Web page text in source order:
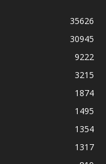
35626
30945
9222
3215
1874
1495
1354
1317